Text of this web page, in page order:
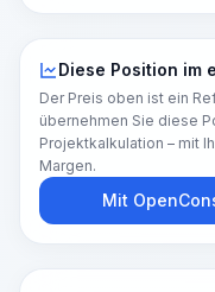
Diese Position im
Der Preis oben ist ein
übernehmen Sie diese
Projektkalkulation – mit
Margen.
Mit